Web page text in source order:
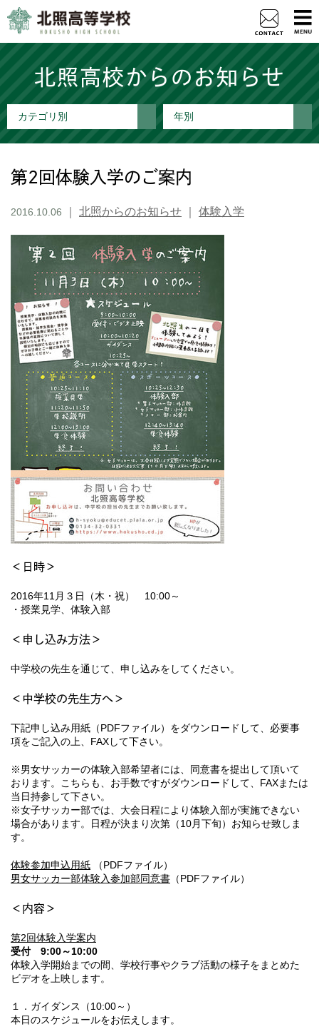
北照高校からのお知らせ
カテゴリ別 年別
第2回体験入学のご案内
2016.10.06 北照からのお知らせ 体験入学
＜日時＞
2016年11月３日（木・祝） 10:00～
・授業見学、体験入部
＜申し込み方法＞
中学校の先生を通じて、申し込みをしてください。
＜中学校の先生方へ＞
下記申し込み用紙（PDFファイル）をダウンロードして、必要事
項をご記入の上、FAXして下さい。
※男女サッカーの体験入部希望者には、同意書を提出して頂いて
おります。こちらも、お手数ですがダウンロードして、FAXまたは
当日持参して下さい。
※女子サッカー部では、大会日程により体験入部が実施できない
場合があります。日程が決まり次第（10月下旬）お知らせ致しま
す。
体験参加申込用紙 （PDFファイル）
男女サッカー部体験入参加部同意書 （PDFファイル）
＜内容＞
第2回体験入学案内
受付 9:00～10:00
体験入学開始までの間、学校行事やクラブ活動の様子をまとめた
ビデオを上映します。
１．ガイダンス（10:00～）
本日のスケジュールをお伝えします。